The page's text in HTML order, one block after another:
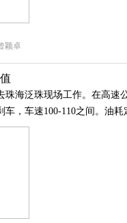
颖卓
珠海泛珠现场工作。在高速
，车速100-110之间。油耗